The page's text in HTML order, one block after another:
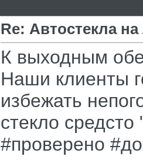
Re: Автостекла
К выходным
Наши клиенты
избежать
стекло
#проверено